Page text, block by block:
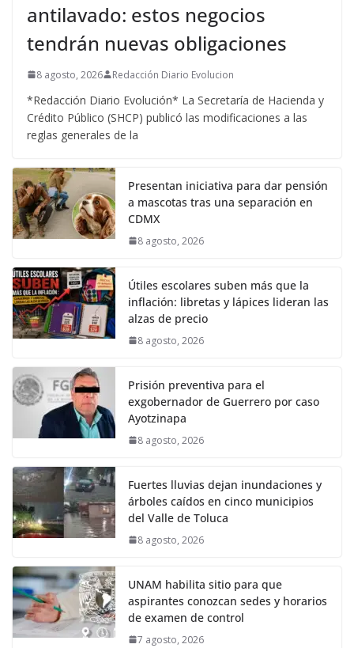
antilavado: estos negocios
tendrán nuevas obligaciones
8 agosto, 2026 Redacción Diario Evolucion
*Redacción Diario Evolución* La Secretaría de Hacienda y
Crédito Público (SHCP) publicó las modificaciones a las
reglas generales de la
Presentan iniciativa para dar pensión
a mascotas tras una separación en
CDMX
8 agosto, 2026
Útiles escolares suben más que la
inflación: libretas y lápices lideran las
alzas de precio
8 agosto, 2026
Prisión preventiva para el
exgobernador de Guerrero por caso
Ayotzinapa
8 agosto, 2026
Fuertes lluvias dejan inundaciones y
árboles caídos en cinco municipios
del Valle de Toluca
8 agosto, 2026
UNAM habilita sitio para que
aspirantes conozcan sedes y horarios
de examen de control
7 agosto, 2026